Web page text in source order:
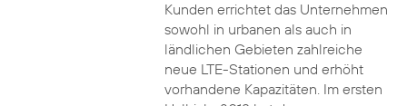
Kunden errichtet das Unternehmen
sowohl in urbanen als auch in
ländlichen Gebieten zahlreiche
neue LTE-Stationen und erhöht
vorhandene Kapazitäten. Im ersten